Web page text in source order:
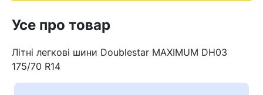
Усе про товар
Літні легкові шини Doublestar MAXIMUM DH03
175/70 R14